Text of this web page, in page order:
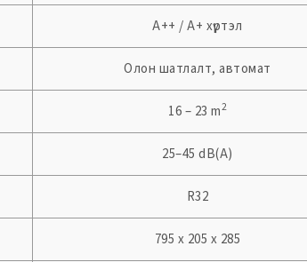
А++ / А+ хүртэл
Олон шатлалт, автомат
16 – 23 m2
25–45 dB(A)
R32
795 x 205 x 285